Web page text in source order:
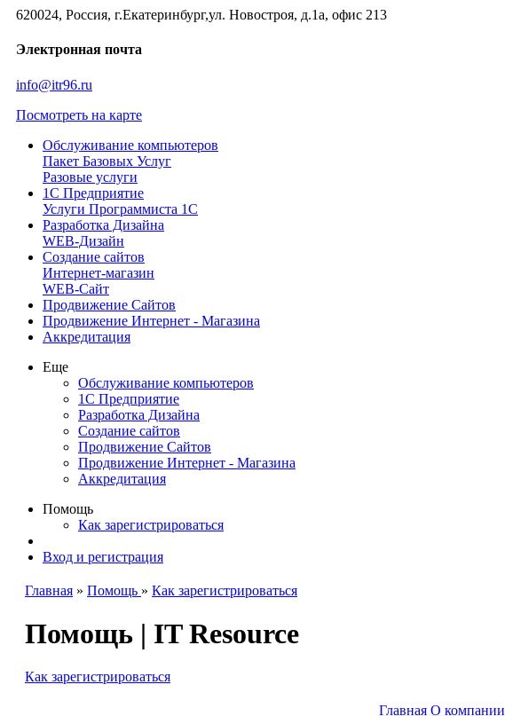
620024, Россия, г.Екатеринбург,ул. Новостроя, д.1а, офис 213
Электронная почта
info@itr96.ru
Посмотреть на карте
Обслуживание компьютеров
Пакет Базовых Услуг
Разовые услуги
1С Предприятие
Услуги Программиста 1С
Разработка Дизайна
WEB-Дизайн
Создание сайтов
Интернет-магазин
WEB-Сайт
Продвижение Сайтов
Продвижение Интернет - Магазина
Аккредитация
Еще
Обслуживание компьютеров
1С Предприятие
Разработка Дизайна
Создание сайтов
Продвижение Сайтов
Продвижение Интернет - Магазина
Аккредитация
Помощь
Как зарегистрироваться
Вход и регистрация
Главная » Помощь » Как зарегистрироваться
Помощь | IT Resource
Как зарегистрироваться
Главная О компании